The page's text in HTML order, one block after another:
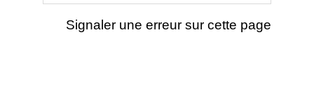
Signaler une erreur sur cette page